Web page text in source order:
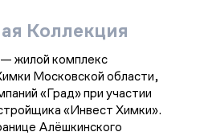
Коллекция
жилой комплекс
Московской области,
«Град» при участии
«Инвест Химки».
Алёшкинского